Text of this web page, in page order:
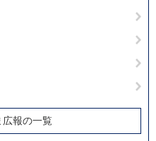
広報の一覧